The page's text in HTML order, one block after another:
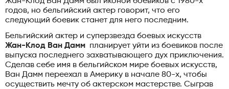
годов, но бельгийский актер говорит, что его
следующий боевик станет для него последним.
Бельгийский актер и суперзвезда боевых искусств
Жан-Клод Ван Дамм планирует уйти из боевиков после
выпуска последнего захватывающего дух приключения.
Сделав себе имя в бельгийском мире боевых искусств,
Ван Дамм переехал в Америку в начале 80-х, чтобы
осуществить мечту об актерском мастерстве. Сыграв